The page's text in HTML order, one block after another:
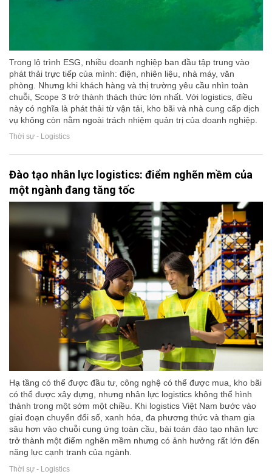
Trong lộ trình ESG, nhiều doanh nghiệp ban đầu tập trung vào
phát thải trực tiếp của mình: điện, nhiên liệu, nhà máy, văn
phòng. Nhưng khi khách hàng và thị trường yêu cầu nhìn toàn
chuỗi, Scope 3 trở thành thách thức lớn nhất. Với logistics, điều
này có nghĩa là phát thải từ vận tải, kho bãi và nhà cung cấp dịch
vụ không còn nằm ngoài trách nhiệm quản trị của doanh nghiệp.
Thời sự - Logistics
Đào tạo nhân lực logistics: điểm nghẽn mềm của
một ngành đang tăng tốc
Hạ tầng có thể được đầu tư, công nghệ có thể được mua, kho bãi
có thể được xây dựng, nhưng nhân lực logistics không thể hình
thành trong một sớm một chiều. Khi logistics Việt Nam bước vào
giai đoạn chuyển đổi số, xanh hóa, đa phương thức và tham gia
sâu hơn vào chuỗi cung ứng toàn cầu, bài toán đào tạo nhân lực
trở thành một điểm nghẽn mềm nhưng có ảnh hưởng rất lớn đến
năng lực cạnh tranh của ngành.
Thời sự - Logistics